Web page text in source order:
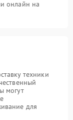
онлайн на
техники
могут
для